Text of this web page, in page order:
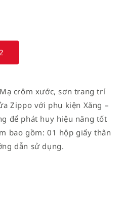
crôm xước, sơn trang trí
Zippo với phụ kiện Xăng –
để phát huy hiệu năng tốt
bao gồm: 01 hộp giấy thân
dẫn sử dụng.